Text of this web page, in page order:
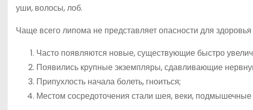
уши, волосы, лоб.
Чаще всего липома не представляет опасности для
Часто появляются новые, существующие быстро
Появились крупные экземпляры, сдавливающие
Припухлость начала болеть, гноиться;
Местом сосредоточения стали шея, веки,